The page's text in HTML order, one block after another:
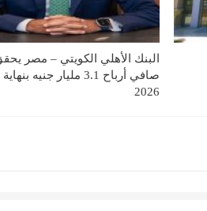
البنك الأهلي الكويتي – مصر
صافي أرباح 3.1 مليار جنيه
2026